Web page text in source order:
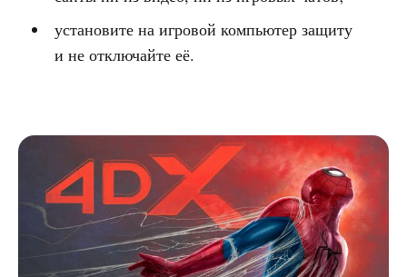
установите на игровой компьютер защиту
и не отключайте её.